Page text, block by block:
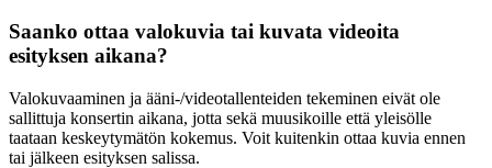
Saanko ottaa valokuvia tai kuvata videoita
esityksen aikana?
Valokuvaaminen ja ääni-/videotallenteiden tekeminen eivät ole
sallittuja konsertin aikana, jotta sekä muusikoille että yleisölle
taataan keskeytymätön kokemus. Voit kuitenkin ottaa kuvia ennen
tai jälkeen esityksen salissa.